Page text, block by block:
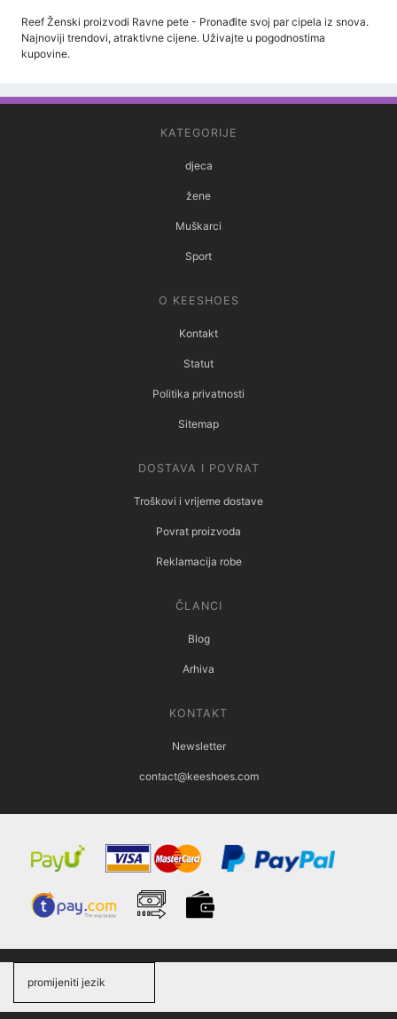
Reef Ženski proizvodi Ravne pete - Pronađite svoj par cipela iz snova.
Najnoviji trendovi, atraktivne cijene. Uživajte u pogodnostima
kupovine.
KATEGORIJE
djeca
žene
Muškarci
Sport
O KEESHOES
Kontakt
Statut
Politika privatnosti
Sitemap
DOSTAVA I POVRAT
Troškovi i vrijeme dostave
Povrat proizvoda
Reklamacija robe
ČLANCI
Blog
Arhiva
KONTAKT
Newsletter
contact@keeshoes.com
promijeniti jezik